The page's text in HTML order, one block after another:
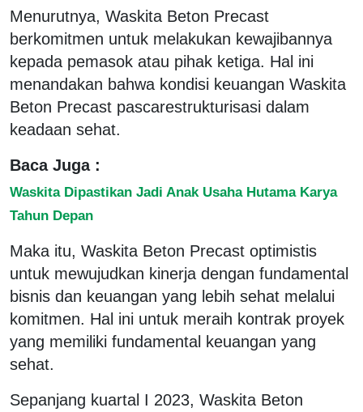
Menurutnya, Waskita Beton Precast
berkomitmen untuk melakukan kewajibannya
kepada pemasok atau pihak ketiga. Hal ini
menandakan bahwa kondisi keuangan Waskita
Beton Precast pascarestrukturisasi dalam
keadaan sehat.
Baca Juga :
Waskita Dipastikan Jadi Anak Usaha Hutama Karya
Tahun Depan
Maka itu, Waskita Beton Precast optimistis
untuk mewujudkan kinerja dengan fundamental
bisnis dan keuangan yang lebih sehat melalui
komitmen. Hal ini untuk meraih kontrak proyek
yang memiliki fundamental keuangan yang
sehat.
Sepanjang kuartal I 2023, Waskita Beton